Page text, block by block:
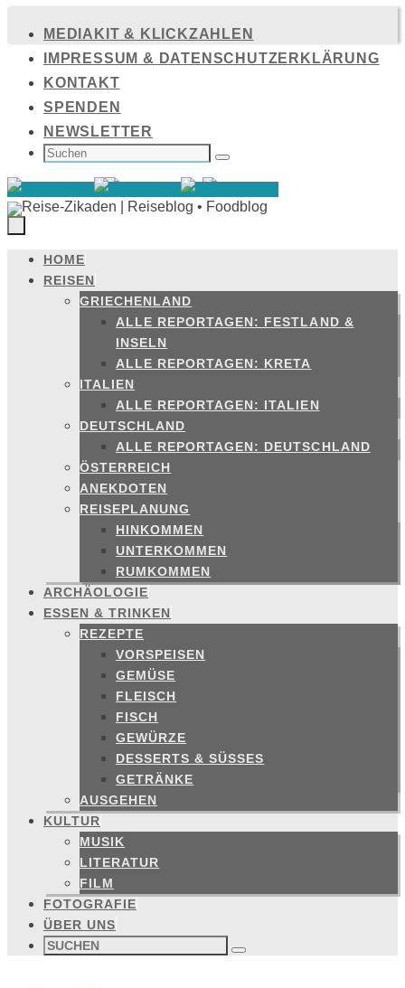
Inhalt
springen
MEDIAKIT & KLICKZAHLEN
IMPRESSUM & DATENSCHUTZERKLÄRUNG
KONTAKT
SPENDEN
NEWSLETTER
SUCHEN
NACH: Suchen
Zum
Inhalt
springen
HOME
REISEN
GRIECHENLAND
ALLE REPORTAGEN: FESTLAND &
INSELN
ALLE REPORTAGEN: KRETA
ITALIEN
ALLE REPORTAGEN: ITALIEN
DEUTSCHLAND
ALLE REPORTAGEN: DEUTSCHLAND
ÖSTERREICH
ANEKDOTEN
REISEPLANUNG
HINKOMMEN
UNTERKOMMEN
RUMKOMMEN
ARCHÄOLOGIE
ESSEN & TRINKEN
REZEPTE
VORSPEISEN
GEMÜSE
FLEISCH
FISCH
GEWÜRZE
DESSERTS & SÜSSES
GETRÄNKE
AUSGEHEN
KULTUR
MUSIK
LITERATUR
FILM
FOTOGRAFIE
ÜBER UNS
Suchen
nach: Suchen